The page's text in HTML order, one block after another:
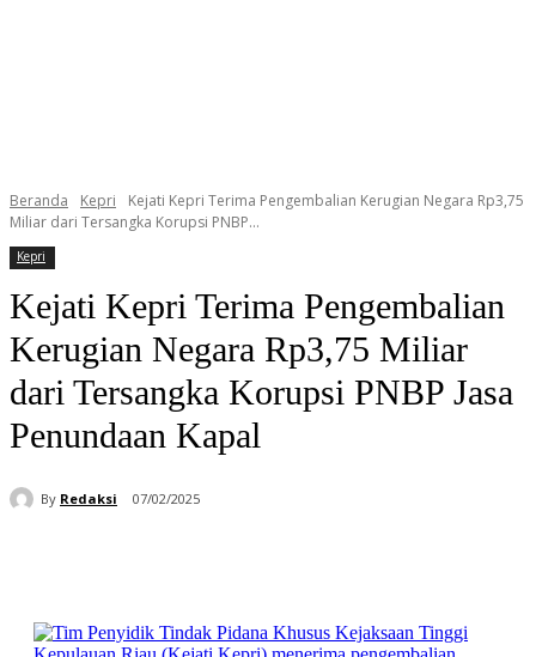
Beranda Kepri
Kejati Kepri Terima Pengembalian Kerugian Negara Rp3,75
Miliar dari Tersangka Korupsi PNBP...
Kepri
Kejati Kepri Terima Pengembalian
Kerugian Negara Rp3,75 Miliar
dari Tersangka Korupsi PNBP Jasa
Penundaan Kapal
By Redaksi 07/02/2025